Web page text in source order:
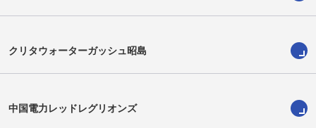
クリタウォーターガッシュ昭島
中国電力レッドレグリオンズ